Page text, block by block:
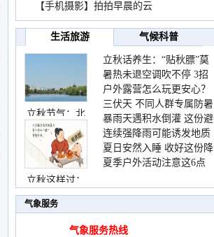
【手机摄影】拍拍早晨的云
生活旅游 气候科普
立秋节气：北
立秋这样过：
立秋话养生：“贴秋膘”莫
着急 先清暑再防燥
暑热未退空调吹不停 3招
护住肩颈不酸痛
户外露营怎么玩更安心？
这份攻略请收好
三伏天 不同人群专属防暑
要点请收好
暴雨天遇积水倒灌 这份避
险提示请收好
连续强降雨可能诱发地质
灾害 这些前兆要知道
夏日安然入睡 收好这份降
温小贴士
夏季户外活动注意这6点
气象服务
气象服务热线